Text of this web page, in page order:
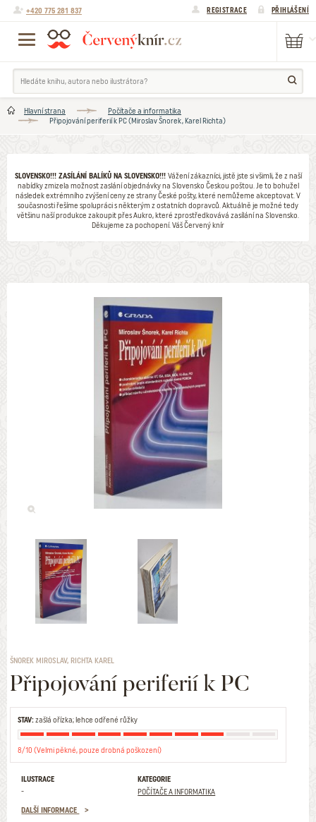
+420 775 281 837 REGISTRACE PŘIHLÁŠENÍ
Hlavní strana
Počítače a informatika
Připojování periferií k PC (Miroslav Šnorek, Karel Richta)
SLOVENSKO!!! ZASÍLÁNÍ BALÍKŮ NA SLOVENSKO!!! Vážení zákazníci, jistě jste si všimli, že z naší
nabídky zmizela možnost zaslání objednávky na Slovensko Českou poštou. Je to bohužel
následek extrémního zvýšení ceny ze strany České pošty, které nemůžeme akceptovat. V
současnosti řešíme spolupráci s některým z ostatních dopravců. Aktuálně je možné tedy
většinu naší produkce zakoupit přes Aukro, které zprostředkovává zasílání na Slovensko.
Děkujeme za pochopení. Váš Červený knír
ŠNOREK MIROSLAV, RICHTA KAREL
Připojování periferií k PC
STAV:zašlá ořízka; lehce odřené růžky
8/10 (Velmi pěkné, pouze drobná poškození)
ILUSTRACE
-
KATEGORIE
POČÍTAČE A INFORMATIKA
DALŠÍ INFORMACE